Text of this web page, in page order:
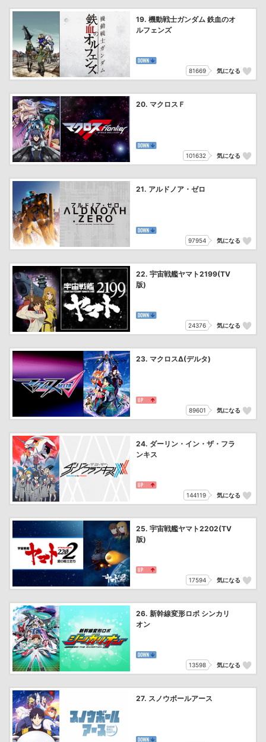
19. 機動戦士ガンダム 鉄血のオ
ルフェンズ
81669 気になる
20. マクロスＦ
101632 気になる
21. アルドノア・ゼロ
97954 気になる
22. 宇宙戦艦ヤマト2199(TV
版)
24376 気になる
23. マクロスΔ(デルタ)
89601 気になる
24. ダーリン・イン・ザ・フラ
ンキス
144119 気になる
25. 宇宙戦艦ヤマト2202(TV
版)
17594 気になる
26. 新幹線変形ロボ シンカリ
オン
13598 気になる
27. スノウボールアース